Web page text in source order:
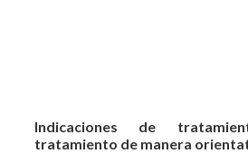
Indicaciones de
tratamiento de manera